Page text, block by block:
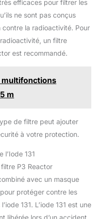
efficaces pour filtrer les
ne sont pas conçus
la radioactivité. Pour
un filtre
est recommandé.
multifonctions
m
de filtre peut ajouter
à votre protection.
l’Iode 131
P3 Reactor
avec un masque
protéger contre les
131. L’iode 131 est une
libérée lors d’un accident